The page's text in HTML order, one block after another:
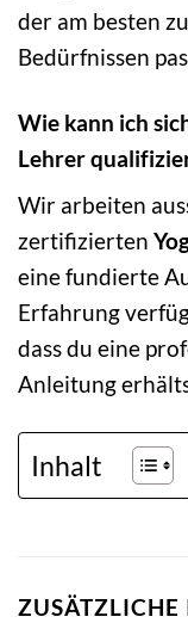
der am besten
Bedürfnissen
Wie kann ich
Lehrer
Wir arbeiten
zertifizierten
eine fundierte
Erfahrung
dass du eine
Anleitung
Inhalt